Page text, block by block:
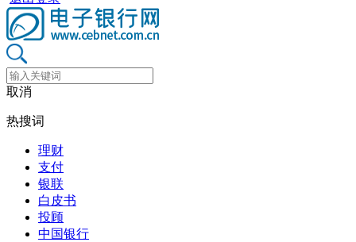
取消
热搜词
理财
支付
银联
白皮书
投顾
中国银行